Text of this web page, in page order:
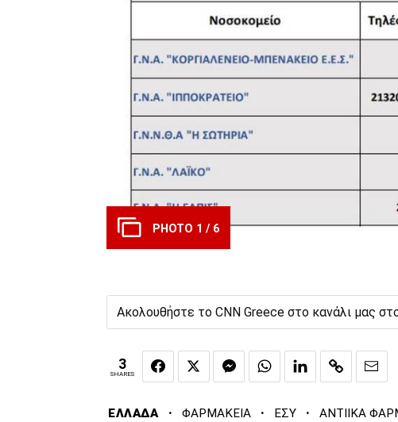
PHOTO 1 / 6
Ακολουθήστε το CNN Greece στο κανάλι μας
3
SHARES
ΕΛΛΑΔΑ · ΦΑΡΜΑΚΕΙΑ · ΕΣΥ · ΑΝΤΙΙΚΑ